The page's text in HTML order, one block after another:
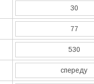
30
77
530
спереду